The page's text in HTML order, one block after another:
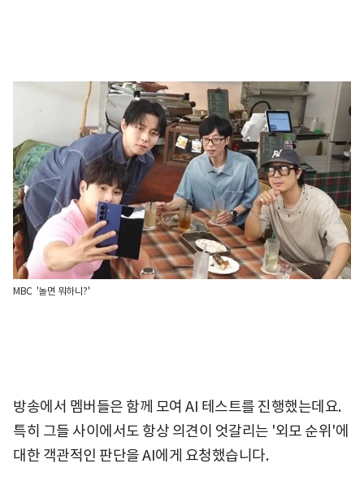
MBC '놀면 뭐하니?'
방송에서 멤버들은 함께 모여 AI 테스트를 진행했는데요.
특히 그들 사이에서도 항상 의견이 엇갈리는 '외모 순위'에
대한 객관적인 판단을 AI에게 요청했습니다.